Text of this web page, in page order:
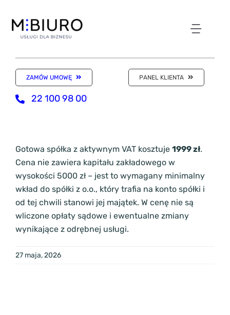
zawartości
ZAMÓW UMOWĘ PANEL KLIENTA
22 100 98 00WIRTUALNE BIURO
KANCELARIA
SKLEP Z USŁUGAMI
Gotowa spółka z aktywnym VAT kosztuje 1999 zł.
Cena nie zawiera kapitału zakładowego w
wysokości 5000 zł – jest to wymagany minimalny
wkład do spółki z o.o., który trafia na konto spółki i
od tej chwili stanowi jej majątek. W cenę nie są
wliczone opłaty sądowe i ewentualne zmiany
wynikające z odrębnej usługi.
27 maja, 2026